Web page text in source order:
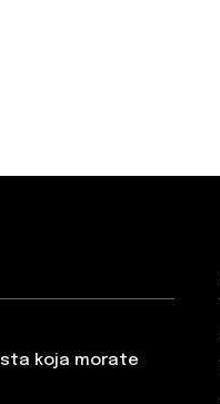
koja morate